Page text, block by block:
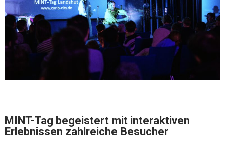
MINT-Tag begeistert mit interaktiven
Erlebnissen zahlreiche Besucher